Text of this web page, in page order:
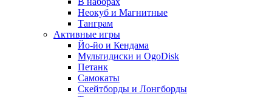
Неокуб и Магнитные
Танграм
Активные игры
Йо-йо и Кендама
Мультидиски и OgoDisk
Петанк
Самокаты
Скейтборды и Лонгборды